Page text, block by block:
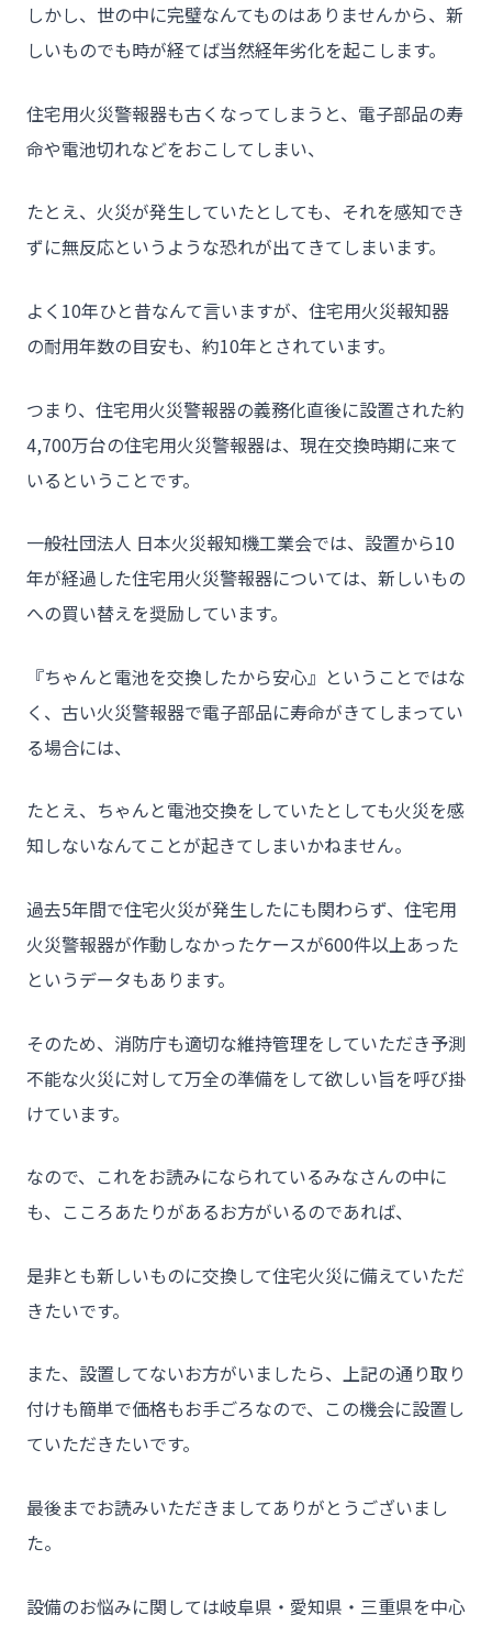
- 介護施設事業者様
- 工事業者様
- 施工事例
- ブログ＆ニュース
- 会社概要
- お問い合わせ
しかし、世の中に完璧なんてものはありませんから、新
しいものでも時が経てば当然経年劣化を起こします。
住宅用火災警報器も古くなってしまうと、電子部品の寿
命や電池切れなどをおこしてしまい、
たとえ、火災が発生していたとしても、それを感知でき
ずに無反応というような恐れが出てきてしまいます。
よく10年ひと昔なんて言いますが、住宅用火災報知器
の耐用年数の目安も、約10年とされています。
つまり、住宅用火災警報器の義務化直後に設置された約
4,700万台の住宅用火災警報器は、現在交換時期に来て
いるということです。
一般社団法人 日本火災報知機工業会では、設置から10
年が経過した住宅用火災警報器については、新しいもの
への買い替えを奨励しています。
『ちゃんと電池を交換したから安心』ということではな
く、古い火災警報器で電子部品に寿命がきてしまってい
る場合には、
たとえ、ちゃんと電池交換をしていたとしても火災を感
知しないなんてことが起きてしまいかねません。
過去5年間で住宅火災が発生したにも関わらず、住宅用
火災警報器が作動しなかったケースが600件以上あった
というデータもあります。
そのため、消防庁も適切な維持管理をしていただき予測
不能な火災に対して万全の準備をして欲しい旨を呼び掛
けています。
なので、これをお読みになられているみなさんの中に
も、こころあたりがあるお方がいるのであれば、
是非とも新しいものに交換して住宅火災に備えていただ
きたいです。
また、設置してないお方がいましたら、上記の通り取り
付けも簡単で価格もお手ごろなので、この機会に設置し
ていただきたいです。
最後までお読みいただきましてありがとうございまし
た。
設備のお悩みに関しては岐阜県・愛知県・三重県を中心